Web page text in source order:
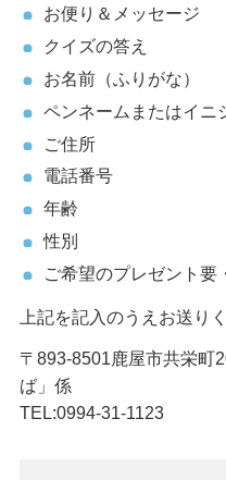
お便り＆メッセージ
クイズの答え
お名前（ふりがな）
ペンネームまたはイニ
ご住所
電話番号
年齢
性別
ご希望のプレゼント要
上記を記入のうえお送り
〒893-8501鹿屋市共栄町
ば」係
TEL:0994-31-1123